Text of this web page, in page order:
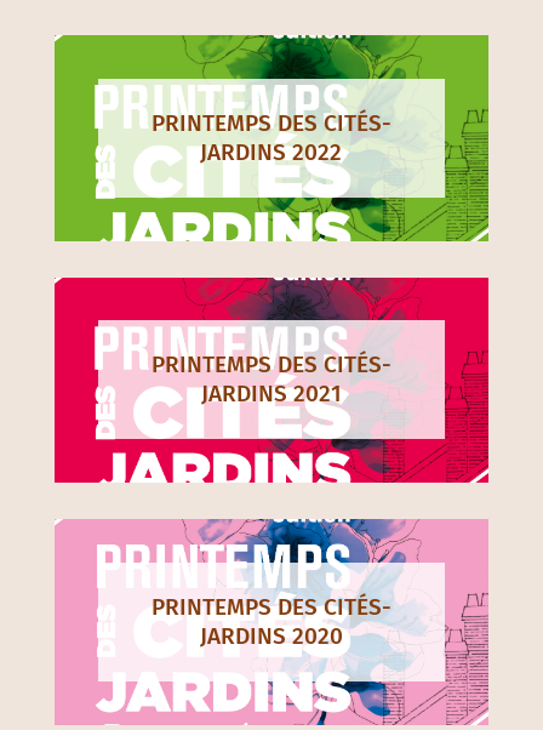
PRINTEMPS DES CITÉS-
JARDINS 2022
PRINTEMPS DES CITÉS-
JARDINS 2021
PRINTEMPS DES CITÉS-
JARDINS 2020